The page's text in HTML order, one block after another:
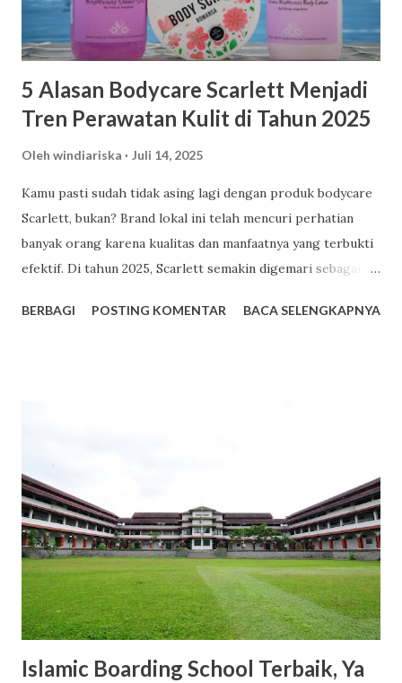
5 Alasan Bodycare Scarlett Menjadi
Tren Perawatan Kulit di Tahun 2025
Oleh windiariska Juli 14, 2025
Kamu pasti sudah tidak asing lagi dengan produk bodycare
Scarlett, bukan? Brand lokal ini telah mencuri perhatian
banyak orang karena kualitas dan manfaatnya yang terbukti
efektif. Di tahun 2025, Scarlett semakin digemari sebagai
alasan mengapa Scarlett menjadi tren bodycare yang patut
harga tersebut, kamu sudah mendapatkan produk
berkualitas dengan manfaat maksimal. 2. Varian Aroma yang
Memikat dan Tahan Lama Scarlett menawarkan berbagai
varian aroma yang tidak hanya menyegarkan, tetapi juga
tahan lama. Varian seperti Romansa, Charming, dan Freshy
menjadi favorit banyak pengguna karena wanginya yang
elegan dan tidak mengganggu. 3. Kandungan Glutat...
BERBAGI POSTING KOMENTAR BACA SELENGKAPNYA
Islamic Boarding School Terbaik, Ya